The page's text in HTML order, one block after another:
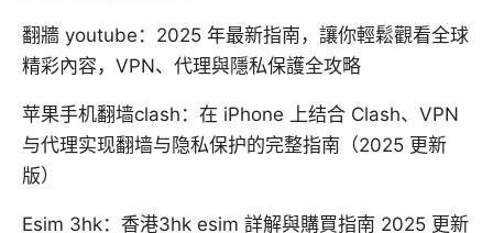
翻牆 youtube：2025 年最新指南，讓你輕鬆觀看全球
精彩內容，VPN、代理與隱私保護全攻略
苹果手机翻墙clash：在 iPhone 上结合 Clash、VPN
与代理实现翻墙与隐私保护的完整指南（2025 更新
版）
Esim 3hk：香港3hk esim 詳解與購買指南 2025 更新